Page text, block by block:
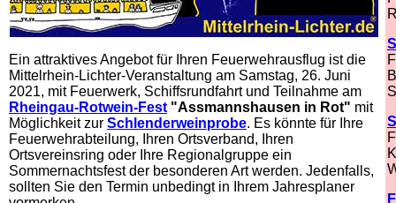
Ein attraktives Angebot für Ihren Feuerwehrausflug ist die
Mittelrhein-Lichter-Veranstaltung am Samstag, 26. Juni
2021, mit Feuerwerk, Schiffsrundfahrt und Teilnahme am
Rheingau-Rotwein-Fest "Assmannshausen in Rot" mit
Möglichkeit zur Schlenderweinprobe. Es könnte für Ihre
Feuerwehrabteilung, Ihren Ortsverband, Ihren
Ortsvereinsring oder Ihre Regionalgruppe ein
Sommernachtsfest der besonderen Art werden. Jedenfalls,
sollten Sie den Termin unbedingt in Ihrem Jahresplaner